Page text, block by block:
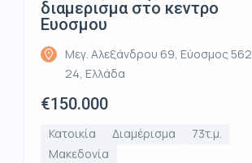
διαμερισμα στο κεντρο
Ευοσμου
Μεγ. Αλεξάνδρου 69, Εύοσμος 562
24, Ελλάδα
€150.000
Κατοικία Διαμέρισμα
73τ.μ.
Μακεδονία